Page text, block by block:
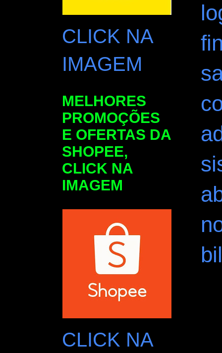
CLICK NA
IMAGEM
MELHORES
PROMOÇÕES
E OFERTAS DA
SHOPEE,
CLICK NA
IMAGEM
CLICK NA